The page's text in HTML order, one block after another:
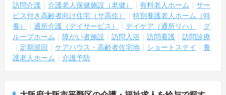
訪問介護 介護老人保健施設（老健） 有料老人ホーム
サー
ビス付き高齢者向け住宅（サ高住）
特別養護老人ホーム（特
養）
通所介護（デイサービス） デイケア（通所リハ）
グ
ループホーム
障がい者施設 訪問入浴 訪問看護
訪問診療
定期巡回
ケアハウス・高齢者住宅地 ショートステイ
養
護老人ホーム
介護予防